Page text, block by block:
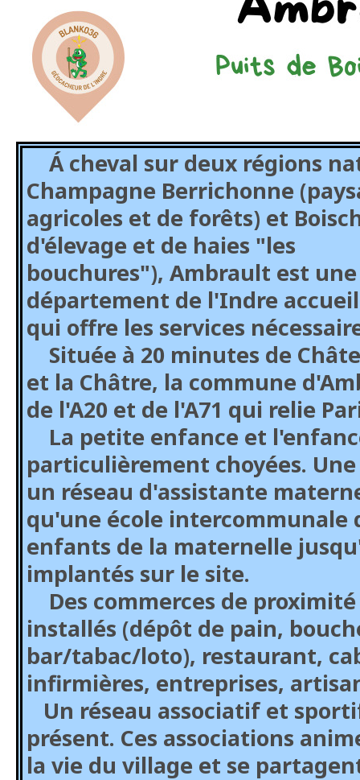
Á cheval sur deux régions
Champagne Berrichonne
agricoles et de forêts) et
d'élevage et de haies "les
bouchures"), Ambrault est
département de l'Indre
qui offre les services
Située à 20 minutes de
et la Châtre, la commune
de l'A20 et de l'A71 qui relie
La petite enfance et
particulièrement choyées.
un réseau d'assistante
qu'une école intercommunale
enfants de la maternelle
implantés sur le site.
Des commerces de
installés (dépôt de pain,
bar/tabac/loto), restaurant,
infirmières, entreprises,
Un réseau associatif et
présent. Ces associations
la vie du village et se